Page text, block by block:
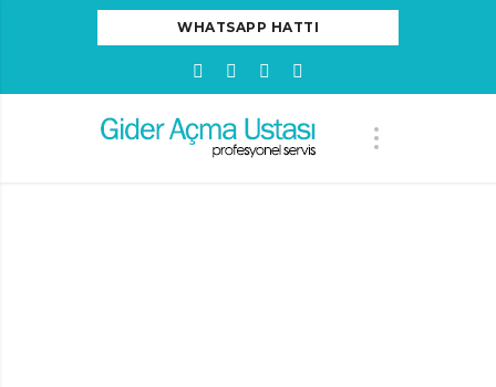
WHATSAPP HATTI